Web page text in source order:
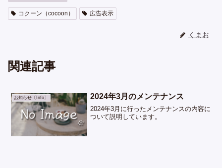
コクーン（cocoon） 広告表示
くまお
関連記事
お知らせ〔Info〕 2024年3月のメンテナンス
2024年3月に行ったメンテナンスの内容に
ついて説明しています。